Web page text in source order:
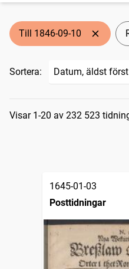
Till 1846-09-10
Sortera:
Visar 1-20 av 232 523
1645-01-03
Posttidningar